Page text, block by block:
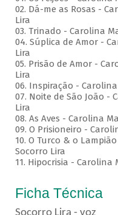
02. Dá-me as Rosas -
Lira
03. Trinado - Carolina
04. Súplica de Amor -
Lira
05. Prisão de Amor -
Lira
06. Inspiração -
07. Noite de São João -
Lira
08. As Aves - Carolina
09. O Prisioneiro -
10. O Turco & o
Socorro Lira
11. Hipocrisia - Carolina
Ficha Técnica